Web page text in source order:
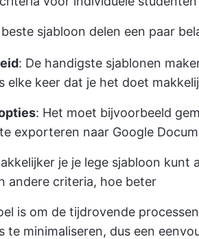
sjabloon delen een paar
: De handigste sjablonen
elke keer dat je het doet
: Het moet bijvoorbeeld
exporteren naar Google
je je lege sjabloon kunt
andere criteria, hoe beter
is om de tijdrovende
te minimaliseren, dus een